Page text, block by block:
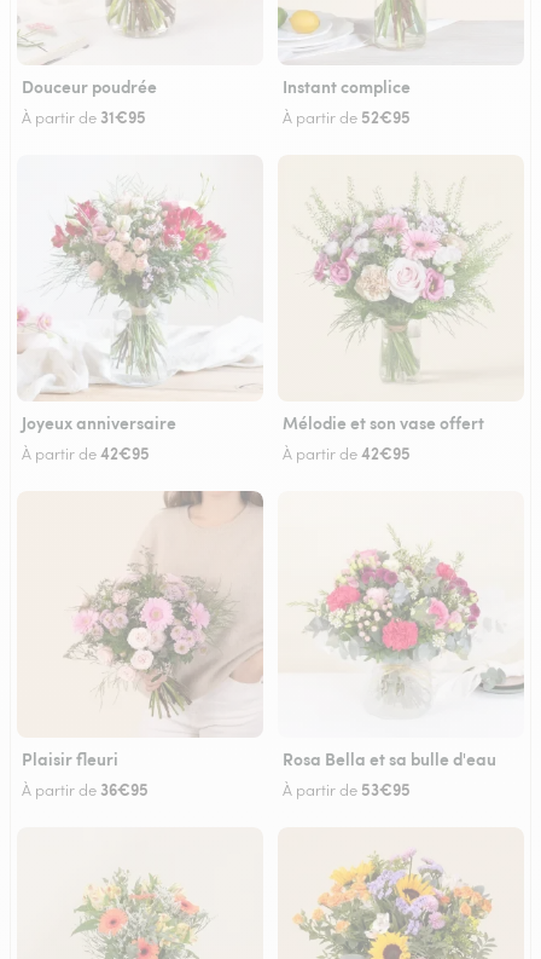
Douceur poudrée
À partir de 31€95
Instant complice
À partir de 52€95
Joyeux anniversaire
À partir de42€95
Mélodie et son vase offert
À partir de42€95
Plaisir fleuri
À partir de 36€95
Rosa Bella et sa bulle d'eau
À partir de 53€95